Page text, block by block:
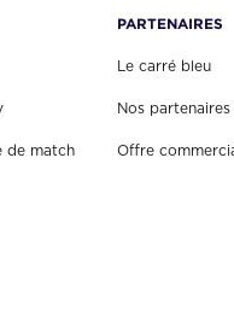
de match
PARTENAIRES
Le carré bleu
Nos partenaires
Offre